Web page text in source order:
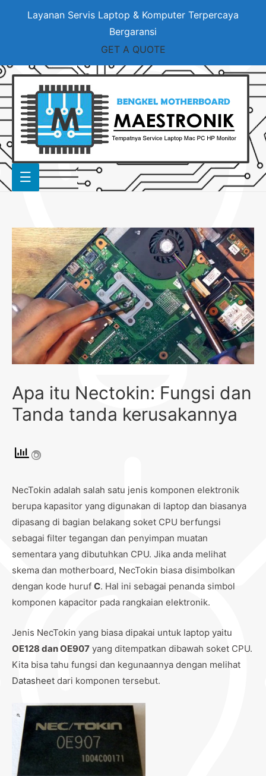
Layanan Servis Laptop & Komputer Terpercaya
Bergaransi
GET A QUOTE
Apa itu Nectokin: Fungsi dan
Tanda tanda kerusakannya
NecTokin adalah salah satu jenis komponen elektronik
berupa kapasitor yang digunakan di laptop dan biasanya
dipasang di bagian belakang soket CPU berfungsi
sebagai filter tegangan dan penyimpan muatan
sementara yang dibutuhkan CPU. Jika anda melihat
skema dan motherboard, NecTokin biasa disimbolkan
dengan kode huruf C. Hal ini sebagai penanda simbol
komponen kapacitor pada rangkaian elektronik.
Jenis NecTokin yang biasa dipakai untuk laptop yaitu
OE128 dan OE907 yang ditempatkan dibawah soket CPU.
Kita bisa tahu fungsi dan kegunaannya dengan melihat
Datasheet dari komponen tersebut.